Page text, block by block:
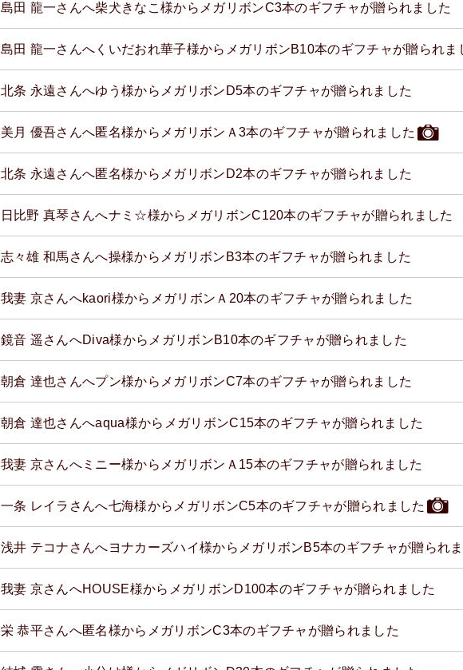
島田 龍一さんへ柴犬きなこ様からメガリボンC3本のギフチャが贈られました
島田 龍一さんへくいだおれ華子様からメガリボンB10本のギフチャが贈られま
北条 永遠さんへゆう様からメガリボンD5本のギフチャが贈られました
美月 優吾さんへ匿名様からメガリボンＡ3本のギフチャが贈られました
北条 永遠さんへ匿名様からメガリボンD2本のギフチャが贈られました
日比野 真琴さんへナミ☆様からメガリボンC120本のギフチャが贈られました
志々雄 和馬さんへ操様からメガリボンB3本のギフチャが贈られました
我妻 京さんへkaori様からメガリボンＡ20本のギフチャが贈られました
鏡音 遥さんへDiva様からメガリボンB10本のギフチャが贈られました
朝倉 達也さんへプン様からメガリボンC7本のギフチャが贈られました
朝倉 達也さんへaqua様からメガリボンC15本のギフチャが贈られました
我妻 京さんへミニー様からメガリボンＡ15本のギフチャが贈られました
一条 レイラさんへ七海様からメガリボンC5本のギフチャが贈られました
浅井 テコナさんへヨナカーズハイ様からメガリボンB5本のギフチャが贈られ
我妻 京さんへHOUSE様からメガリボンD100本のギフチャが贈られました
栄 恭平さんへ匿名様からメガリボンC3本のギフチャが贈られました